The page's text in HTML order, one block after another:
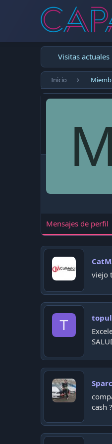
Visitas actuales
Inicio
Mensajes de perfil
viejo
T
cash